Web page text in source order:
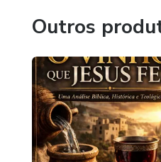
Deus e da revelação do
Soli Deo Gloria!
Outros